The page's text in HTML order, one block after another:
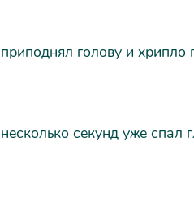
голову и хрипло
секунд уже спал